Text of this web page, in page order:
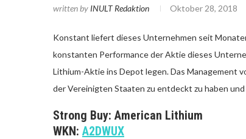
written by INULT Redaktion Oktober 28, 2018
Konstant liefert dieses Unternehmen seit
konstanten Performance der Aktie dieses
Lithium-Aktie ins Depot legen. Das Management
der Vereinigten Staaten zu entdeckt zu haben
Strong Buy: American Lithium
WKN: A2DWUX